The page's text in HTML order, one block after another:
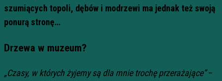
szumiących topoli, dębów i modrzewi ma jednak też swoją
ponurą stronę…
Drzewa w muzeum?
„Czasy, w których żyjemy są dla mnie trochę przerażające”–